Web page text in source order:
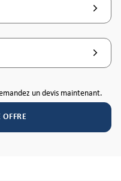
un devis maintenant.